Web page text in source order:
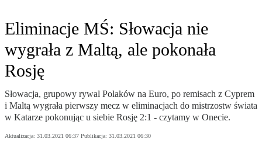
Eliminacje MŚ: Słowacja nie
wygrała z Maltą, ale pokonała
Rosję
Słowacja, grupowy rywal Polaków na Euro, po remisach z Cyprem
i Maltą wygrała pierwszy mecz w eliminacjach do mistrzostw świata
w Katarze pokonując u siebie Rosję 2:1 - czytamy w Onecie.
Aktualizacja: 31.03.2021 06:37 Publikacja: 31.03.2021 06:30